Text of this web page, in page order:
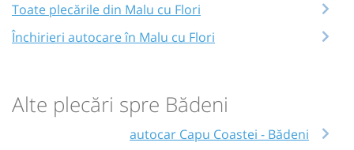
Toate plecările din Malu cu Flori
Închirieri autocare în Malu cu Flori
Alte plecări spre Bădeni
autocar Capu Coastei - Bădeni